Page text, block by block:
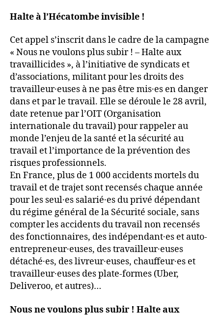
Halte à l’Hécatombe invisible !
Cet appel s’inscrit dans le cadre de la campagne
« Nous ne voulons plus subir ! – Halte aux
travaillicides », à l’initiative de syndicats et
d’associations, militant pour les droits des
travailleur·euses à ne pas être mis·es en danger
dans et par le travail. Elle se déroule le 28 avril,
date retenue par l’OIT (Organisation
internationale du travail) pour rappeler au
monde l’enjeu de la santé et la sécurité au
travail et l’importance de la prévention des
risques professionnels.
En France, plus de 1 000 accidents mortels du
travail et de trajet sont recensés chaque année
pour les seul·es salarié·es du privé dépendant
du régime général de la Sécurité sociale, sans
compter les accidents du travail non recensés
des fonctionnaires, des indépendant·es et auto-
entrepreneur·euses, des travailleur·euses
détaché·es, des livreur·euses, chauffeur·es et
travailleur·euses des plate-formes (Uber,
Deliveroo, et autres)…
Nous ne voulons plus subir ! Halte aux